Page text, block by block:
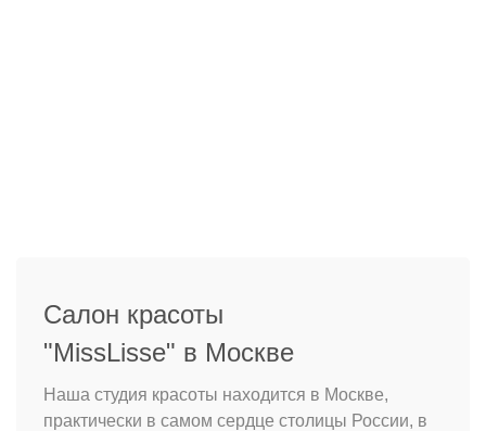
Салон красоты
"MissLisse" в Москве
Наша студия красоты находится в Москве,
практически в самом сердце столицы России, в